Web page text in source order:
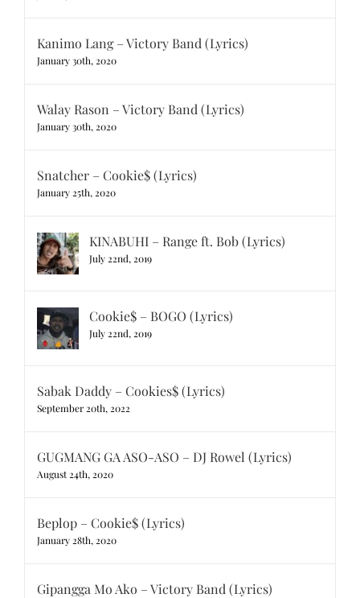
Kanimo Lang – Victory Band (Lyrics)
January 30th, 2020
Walay Rason – Victory Band (Lyrics)
January 30th, 2020
Snatcher – Cookie$ (Lyrics)
January 25th, 2020
KINABUHI – Range ft. Bob (Lyrics)
July 22nd, 2019
Cookie$ – BOGO (Lyrics)
July 22nd, 2019
Sabak Daddy – Cookies$ (Lyrics)
September 20th, 2022
GUGMANG GA ASO-ASO – DJ Rowel (Lyrics)
August 24th, 2020
Beplop – Cookie$ (Lyrics)
January 28th, 2020
Gipangga Mo Ako – Victory Band (Lyrics)